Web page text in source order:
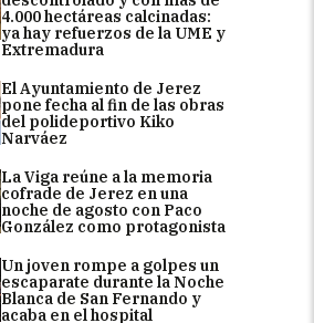
4.000 hectáreas calcinadas:
ya hay refuerzos de la UME y
Extremadura
El Ayuntamiento de Jerez
pone fecha al fin de las obras
del polideportivo Kiko
Narváez
La Viga reúne a la memoria
cofrade de Jerez en una
noche de agosto con Paco
González como protagonista
Un joven rompe a golpes un
escaparate durante la Noche
Blanca de San Fernando y
acaba en el hospital